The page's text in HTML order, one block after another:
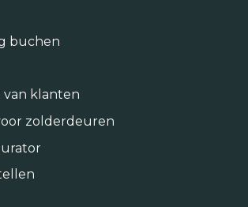
buchen
van klanten
zolderdeuren